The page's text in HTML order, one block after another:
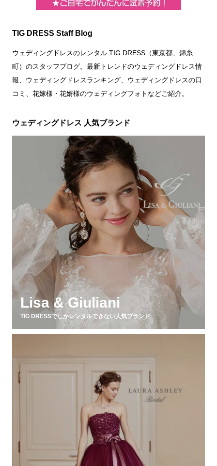
TIG DRESS Staff Blog
ウェディングドレスのレンタル TIG DRESS（東京都、錦糸
町）のスタッフブログ。最新トレンドのウェディングドレス情
報、ウェディングドレスランキング、ウェディングドレスの口
コミ、花嫁様・花婿様のウェディングフォトなどご紹介。
ウェディングドレス 人気ブランド
Lisa & Giuliani
TIG DRESSでしかレンタルできない人気ブランド